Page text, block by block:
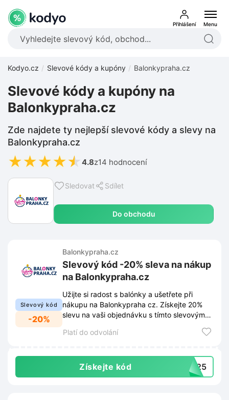
Přihlášení Menu
Kodyo.cz Slevové kódy a kupóny Balonkypraha.cz
Sledovat Sdílet
Do obchodu
Slevové kódy a kupóny na
Balonkypraha.cz
Zde najdete ty nejlepší slevové kódy a slevy na
Balonkypraha.cz
★★★★★ 4.8z14 hodnocení
Slevový kód
-20%
Balonkypraha.cz
Slevový kód -20% sleva na nákup
na Balonkypraha.cz
Užijte si radost s balónky a ušetřete při
nákupu na Balonkypraha cz. Získejte 20%
slevu na vaši objednávku s tímto slevovým
Platí do odvolání
Získejte kód 2025